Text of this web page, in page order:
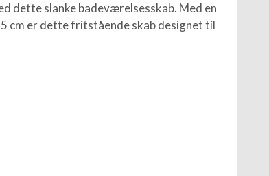
dette slanke badeværelsesskab. Med en
cm er dette fritstående skab designet til